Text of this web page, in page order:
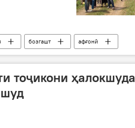
бозгашт
афғонӣ
тоҷикони ҳалокшуда